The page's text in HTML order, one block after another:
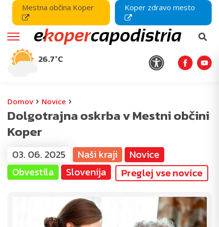
Mestna občina Koper Koper zdravo mesto
26.7°C
Domov › Novice ›
Dolgotrajna oskrba v Mestni občini
Koper
03. 06. 2025 Naši kraji
Novice
Obvestila
Slovenija Preglej vse novice